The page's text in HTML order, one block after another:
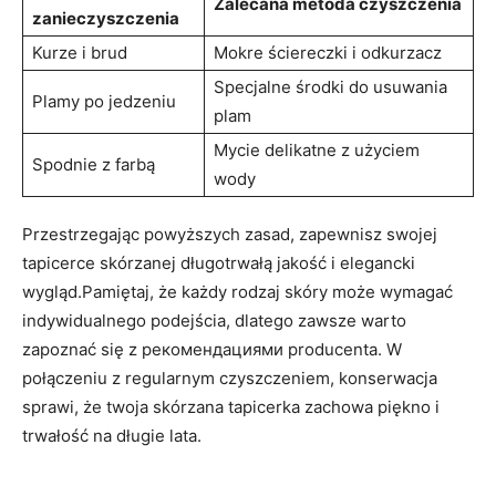
zanieczyszczenia
Zalecana metoda czyszczenia
Kurze​ i brud Mokre ⁢ściereczki i odkurzacz
Plamy po jedzeniu
Specjalne środki do usuwania
plam
Spodnie z farbą
Mycie delikatne z użyciem
wody
Przestrzegając powyższych ⁣zasad, zapewnisz swojej
tapicerce skórzanej długotrwałą jakość i elegancki
wygląd.Pamiętaj, że każdy rodzaj skóry może wymagać
indywidualnego podejścia, ⁤dlatego ⁣zawsze⁢ warto
zapoznać się z рекомендациями producenta. W​
połączeniu z⁤ regularnym‍ czyszczeniem, konserwacja
sprawi,​ że twoja skórzana tapicerka ⁤zachowa piękno i
⁤trwałość na długie ⁢lata.